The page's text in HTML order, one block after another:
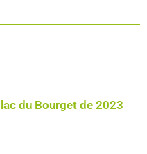
du Bourget de 2023